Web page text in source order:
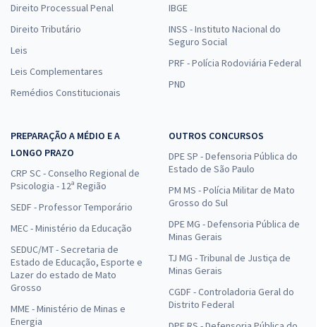
Direito Processual Penal
Direito Tributário
Leis
Leis Complementares
Remédios Constitucionais
IBGE
INSS - Instituto Nacional do
Seguro Social
PRF - Polícia Rodoviária Federal
PND
PREPARAÇÃO A MÉDIO E A
LONGO PRAZO
CRP SC - Conselho Regional de
Psicologia - 12ª Região
SEDF - Professor Temporário
MEC - Ministério da Educação
SEDUC/MT - Secretaria de
Estado de Educação, Esporte e
Lazer do estado de Mato
Grosso
MME - Ministério de Minas e
Energia
OUTROS CONCURSOS
DPE SP - Defensoria Pública do
Estado de São Paulo
PM MS - Polícia Militar de Mato
Grosso do Sul
DPE MG - Defensoria Pública de
Minas Gerais
TJ MG - Tribunal de Justiça de
Minas Gerais
CGDF - Controladoria Geral do
Distrito Federal